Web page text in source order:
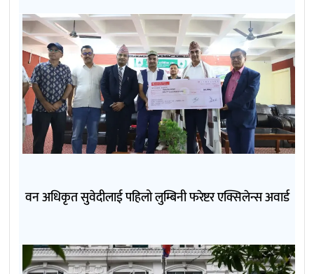
वन अधिकृत सुवेदीलाई पहिलो लुम्बिनी फरेष्टर एक्सिलेन्स अवार्ड